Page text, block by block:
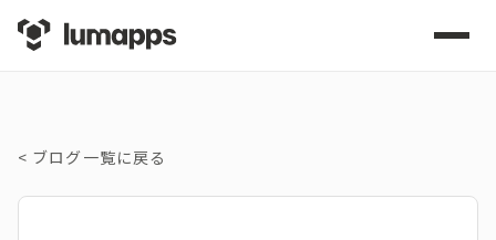
< ブログ一覧に戻る